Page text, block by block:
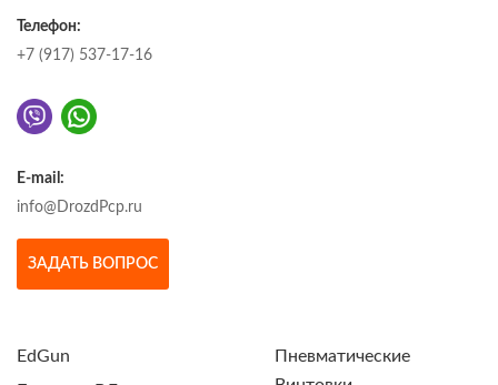
Телефон:
+7 (917) 537-17-16
E-mail:
info@DrozdPcp.ru
ЗАДАТЬ ВОПРОС
EdGun
Пневматические